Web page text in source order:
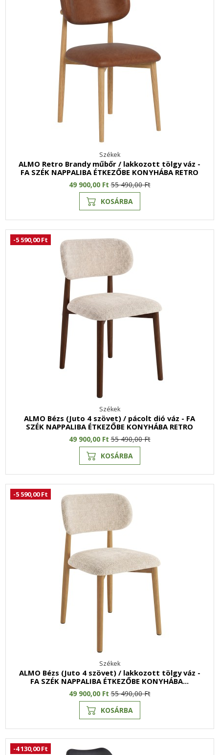
Székek
ALMO Retro Brandy műbőr / lakkozott tölgy váz -
FA SZÉK NAPPALIBA ÉTKEZŐBE KONYHÁBA RETRO
49 900,00 Ft55 490,00 Ft
KOSÁRBA
-5 590,00 Ft
Székek
ALMO Bézs (Juto 4 szövet) / pácolt dió váz - FA
SZÉK NAPPALIBA ÉTKEZŐBE KONYHÁBA RETRO
49 900,00 Ft55 490,00 Ft
KOSÁRBA
-5 590,00 Ft
Székek
ALMO Bézs (Juto 4 szövet) / lakkozott tölgy váz -
FA SZÉK NAPPALIBA ÉTKEZŐBE KONYHÁBA...
49 900,00 Ft55 490,00 Ft
KOSÁRBA
-4 130,00 Ft